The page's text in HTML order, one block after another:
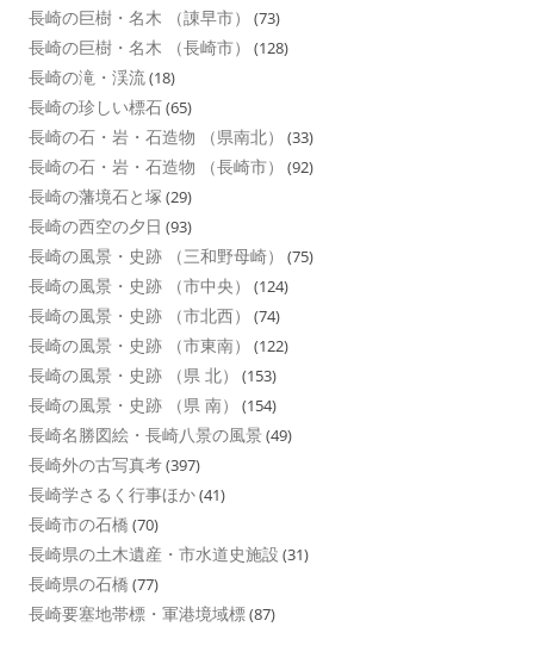
長崎の巨樹・名木 （諌早市） (73)
長崎の巨樹・名木 （長崎市） (128)
長崎の滝・渓流(18)
長崎の珍しい標石(65)
長崎の石・岩・石造物 （県南北） (33)
長崎の石・岩・石造物 （長崎市） (92)
長崎の藩境石と塚 (29)
長崎の西空の夕日 (93)
長崎の風景・史跡 （三和野母崎） (75)
長崎の風景・史跡 （市中央） (124)
長崎の風景・史跡 （市北西） (74)
長崎の風景・史跡 （市東南） (122)
長崎の風景・史跡 （県 北） (153)
長崎の風景・史跡 （県 南） (154)
長崎名勝図絵・長崎八景の風景 (49)
長崎外の古写真考(397)
長崎学さるく行事ほか(41)
長崎市の石橋 (70)
長崎県の土木遺産・市水道史施設 (31)
長崎県の石橋 (77)
長崎要塞地帯標・軍港境域標(87)